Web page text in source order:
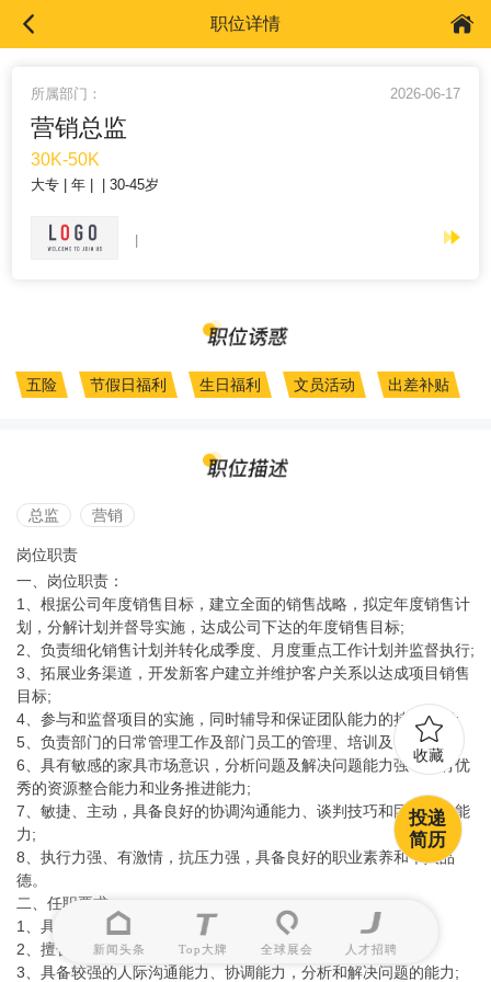
职位详情
所属部门： 2026-06-17
营销总监
30K-50K
大专 年 30-45岁
五险 节假日福利 生日福利 文员活动 出差补贴
总监 营销
岗位职责
一、岗位职责：
1、根据公司年度销售目标，建立全面的销售战略，拟定年度销售计
划，分解计划并督导实施，达成公司下达的年度销售目标;
2、负责细化销售计划并转化成季度、月度重点工作计划并监督执行;
3、拓展业务渠道，开发新客户建立并维护客户关系以达成项目销售
目标;
4、参与和监督项目的实施，同时辅导和保证团队能力的持续提高;
5、负责部门的日常管理工作及部门员工的管理、培训及评估。
6、具有敏感的家具市场意识，分析问题及解决问题能力强，具有优
秀的资源整合能力和业务推进能力;
7、敏捷、主动，具备良好的协调沟通能力、谈判技巧和团队建设能
力;
8、执行力强、有激情，抗压力强，具备良好的职业素养和个人品
德。
二、任职要求：
1、具备全屋定制家具行业5年以上管理经验者优先;
2、擅长市场分析、营销和产品推广;
3、具备较强的人际沟通能力、协调能力，分析和解决问题的能力;
新闻头条 Top大牌 全球展会 人才招聘
收藏
投递
简历